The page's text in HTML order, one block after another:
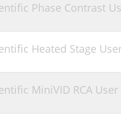
Phase Contrast
Heated Stage
MiniVID RCA